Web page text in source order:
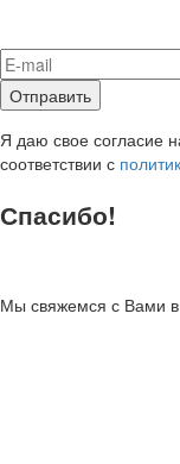
Я даю свое согласие
соответствии с
Спасибо!
Мы свяжемся с Вами